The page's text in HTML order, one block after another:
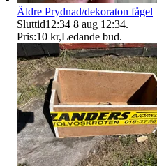
Äldre Prydnad/dekoraton fågel
Sluttid12:34 8 aug 12:34.
Pris:10 kr,Ledande bud.